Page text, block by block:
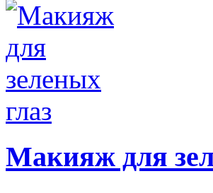
Макияж для